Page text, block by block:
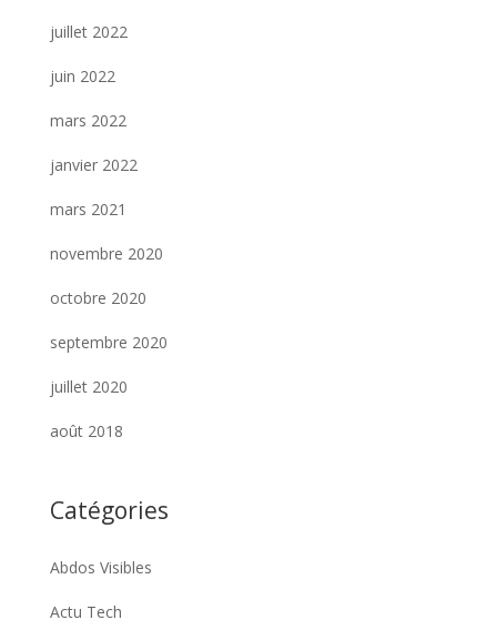
juillet 2022
juin 2022
mars 2022
janvier 2022
mars 2021
novembre 2020
octobre 2020
septembre 2020
juillet 2020
août 2018
Catégories
Abdos Visibles
Actu Tech